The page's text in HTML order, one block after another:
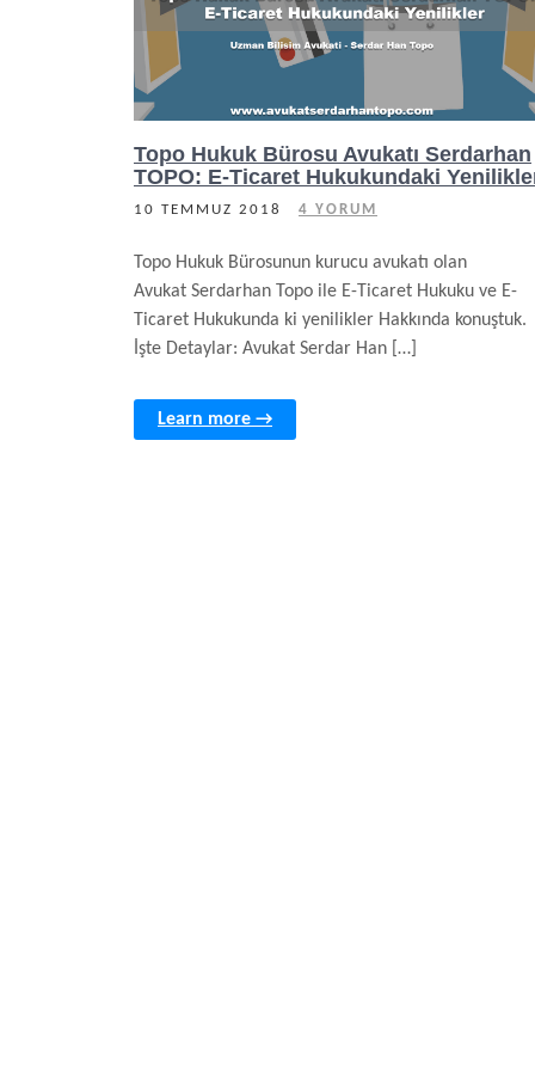
Topo Hukuk Bürosu Avukatı Serdarhan
TOPO: E-Ticaret Hukukundaki
10 TEMMUZ 2018 4 YORUM
Topo Hukuk Bürosunun kurucu avukatı olan
Avukat Serdarhan Topo ile E-Ticaret Hukuku ve E-
Ticaret Hukukunda ki yenilikler Hakkında konuştuk.
İşte Detaylar: Avukat Serdar Han […]
Learn more →